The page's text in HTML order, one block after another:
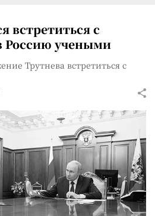
встретиться с
Россию учеными
Трутнева встретиться с